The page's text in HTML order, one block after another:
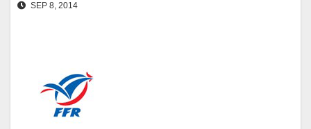
SEP 8, 2014